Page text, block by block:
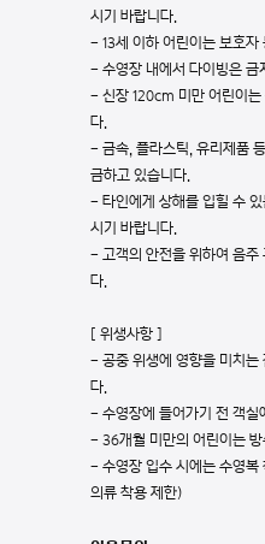
시기 바랍니다.
- 13세 이하 어린이는 보호자
- 수영장 내에서 다이빙은 금
- 신장 120cm 미만 어린이는
다.
- 금속, 플라스틱, 유리제품
금하고 있습니다.
- 타인에게 상해를 입힐 수
시기 바랍니다.
- 고객의 안전을 위하여 음주
다.
[ 위생사항 ]
- 공중 위생에 영향을 미치는
다.
- 수영장에 들어가기 전 객실
- 36개월 미만의 어린이는
- 수영장 입수 시에는 수영복
의류 착용 제한)